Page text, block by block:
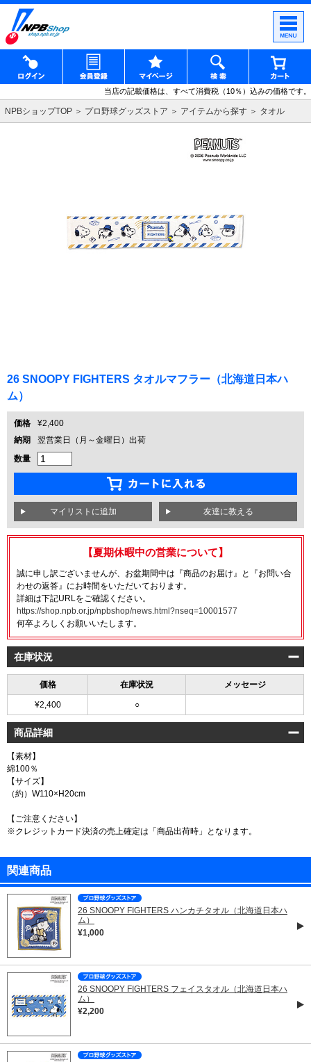
当店の記載価格は、すべて消費税（10％）込みの価格です。
NPBショップTOP プロ野球グッズストア アイテムから探す タオル
26 SNOOPY FIGHTERS タオルマフラー（北海道日本ハ
ム）
価格
¥2,400
納期
翌営業日（月～金曜日）出荷
数量
友達に教える
【夏期休暇中の営業について】
誠に申し訳ございませんが、お盆期間中は『商品のお届け』と『お問い合
わせの返答』にお時間をいただいております。
詳細は下記URLをご確認ください。
https://shop.npb.or.jp/npbshop/news.html?nseq=10001577
何卒よろしくお願いいたします。
在庫状況
価格 在庫状況 メッセージ
¥2,400 ○
商品詳細
【素材】
綿100％
【サイズ】
（約）W110×H20cm
【ご注意ください】
※クレジットカード決済の売上確定は「商品出荷時」となります。
関連商品
26 SNOOPY FIGHTERS ハンカチタオル（北海道日本ハ
ム）
¥1,000
26 SNOOPY FIGHTERS フェイスタオル（北海道日本ハ
ム）
¥2,200